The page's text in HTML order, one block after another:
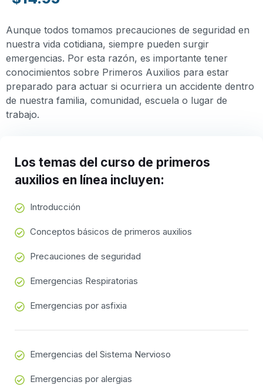
Aunque todos tomamos precauciones de seguridad en
nuestra vida cotidiana, siempre pueden surgir
emergencias. Por esta razón, es importante tener
conocimientos sobre Primeros Auxilios para estar
preparado para actuar si ocurriera un accidente dentro
de nuestra familia, comunidad, escuela o lugar de
trabajo.
Los temas del curso de primeros
auxilios en línea incluyen:
Introducción
Conceptos básicos de primeros auxilios
Precauciones de seguridad
Emergencias Respiratorias
Emergencias por asfixia
Emergencias del Sistema Nervioso
Emergencias por alergias